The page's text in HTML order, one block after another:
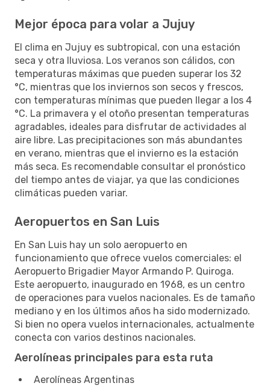
Mejor época para volar a Jujuy
El clima en Jujuy es subtropical, con una estación
seca y otra lluviosa. Los veranos son cálidos, con
temperaturas máximas que pueden superar los 32
°C, mientras que los inviernos son secos y frescos,
con temperaturas mínimas que pueden llegar a los 4
°C. La primavera y el otoño presentan temperaturas
agradables, ideales para disfrutar de actividades al
aire libre. Las precipitaciones son más abundantes
en verano, mientras que el invierno es la estación
más seca. Es recomendable consultar el pronóstico
del tiempo antes de viajar, ya que las condiciones
climáticas pueden variar.
Aeropuertos en San Luis
En San Luis hay un solo aeropuerto en
funcionamiento que ofrece vuelos comerciales: el
Aeropuerto Brigadier Mayor Armando P. Quiroga.
Este aeropuerto, inaugurado en 1968, es un centro
de operaciones para vuelos nacionales. Es de tamaño
mediano y en los últimos años ha sido modernizado.
Si bien no opera vuelos internacionales, actualmente
conecta con varios destinos nacionales.
Aerolíneas principales para esta ruta
Aerolíneas Argentinas